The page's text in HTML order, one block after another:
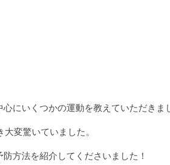
にいくつかの運動を教えていただきま
変驚いていました。
方法を紹介してくださいました！